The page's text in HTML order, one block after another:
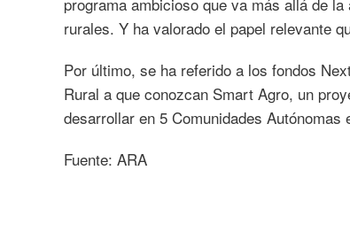
rurales. Y ha valorado el papel relevante
Por último, se ha referido a los fondos
Rural a que conozcan Smart Agro, un
desarrollar en 5 Comunidades Autónomas
Fuente: ARA